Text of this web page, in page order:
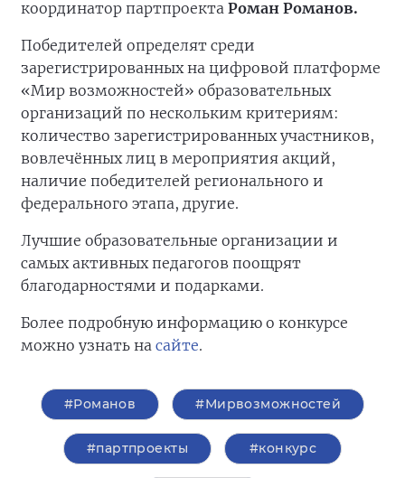
координатор партпроекта Роман Романов.
Победителей определят среди
зарегистрированных на цифровой платформе
«Мир возможностей» образовательных
организаций по нескольким критериям:
количество зарегистрированных участников,
вовлечённых лиц в мероприятия акций,
наличие победителей регионального и
федерального этапа, другие.
Лучшие образовательные организации и
самых активных педагогов поощрят
благодарностями и подарками.
Более подробную информацию о конкурсе
можно узнать на сайте.
#Романов #Мирвозможностей
#партпроекты #конкурс